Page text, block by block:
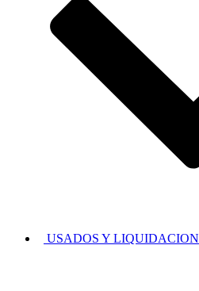
USADOS Y LIQUIDACION